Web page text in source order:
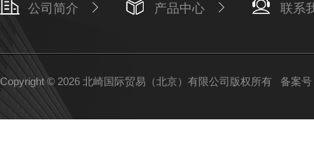
公司简介 产品中心 联系
Copyright © 2026 北崎国际贸易（北京）有限公司版权所有 备案号